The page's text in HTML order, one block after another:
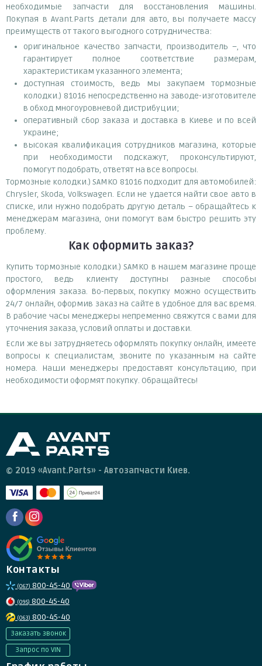
необходимые запчасти для восстановления машины.
Покупая в Avant.Parts детали для авто, вы получаете массу
преимуществ от такого выгодного сотрудничества:
оригинальное качество запчасти, производитель –, что
гарантирует полное соответствие размерам,
характеристикам указанного элемента;
доступная стоимость, ведь мы закупаем тормозные
колодки.) 81016 непосредственно на заводе-изготовителе
в обход многоуровневой дистрибуции;
оперативный сбор заказа и доставка в Киеве и по всей
Украине;
высокая квалификация сотрудников магазина, которые
при необходимости подскажут, проконсультируют,
помогут подобрать, ответят на все вопросы.
Тормозные колодки.) SAMKO 81016 подходит для автомобилей:
Chrysler, Skoda, Volkswagen. Если не удается найти свое авто в
списке, или нужно подобрать другую деталь – обращайтесь к
менеджерам магазина, они помогут вам быстро решить эту
проблему.
Как оформить заказ?
Купить тормозные колодки.) SAMKO в нашем магазине проще
простого, ведь клиенту доступны разные способы
оформления заказа. Во-первых, покупку можно осуществить
24/7 онлайн, оформив заказ на сайте в удобное для вас время.
В рабочие часы менеджеры непременно свяжутся с вами для
уточнения заказа, условий оплаты и доставки.
Если же вы затрудняетесь оформлять покупку онлайн, имеете
вопросы к специалистам, звоните по указанным на сайте
номера. Наши менеджеры предоставят консультацию, при
необходимости оформят покупку. Обращайтесь!
© 2019 «Avant.Parts» - Автозапчасти Киев.
Контакты
(067) 800-45-40
(095) 800-45-40
(063) 800-45-40
Заказать звонок
Запрос по VIN